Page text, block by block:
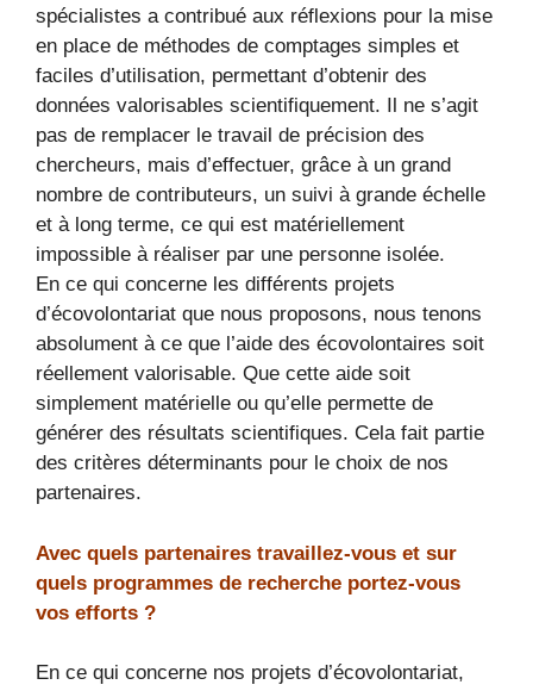
spécialistes a contribué aux réflexions pour la mise
en place de méthodes de comptages simples et
faciles d’utilisation, permettant d’obtenir des
données valorisables scientifiquement. Il ne s’agit
pas de remplacer le travail de précision des
chercheurs, mais d’effectuer, grâce à un grand
nombre de contributeurs, un suivi à grande échelle
et à long terme, ce qui est matériellement
impossible à réaliser par une personne isolée.
En ce qui concerne les différents projets
d’écovolontariat que nous proposons, nous tenons
absolument à ce que l’aide des écovolontaires soit
réellement valorisable. Que cette aide soit
simplement matérielle ou qu’elle permette de
générer des résultats scientifiques. Cela fait partie
des critères déterminants pour le choix de nos
partenaires.
Avec quels partenaires travaillez-vous et sur
quels programmes de recherche portez-vous
vos efforts ?
En ce qui concerne nos projets d’écovolontariat,